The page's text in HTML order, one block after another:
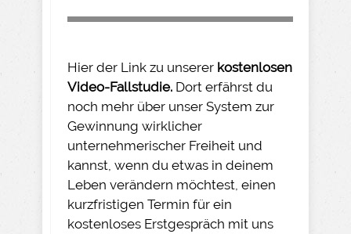
Hier der Link zu unserer kostenlosen
Video-Fallstudie. Dort erfährst du
noch mehr über unser System zur
Gewinnung wirklicher
unternehmerischer Freiheit und
kannst, wenn du etwas in deinem
Leben verändern möchtest, einen
kurzfristigen Termin für ein
kostenloses Erstgespräch mit uns